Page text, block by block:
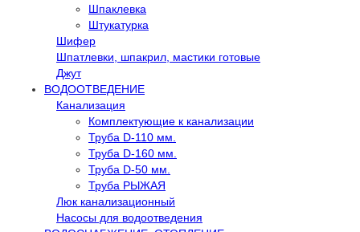
Шпаклевка
Штукатурка
Шифер
Шпатлевки, шпакрил, мастики готовые
Джут
ВОДООТВЕДЕНИЕ
Канализация
Комплектующие к канализации
Труба D-110 мм.
Труба D-160 мм.
Труба D-50 мм.
Труба РЫЖАЯ
Люк канализационный
Насосы для водоотведения